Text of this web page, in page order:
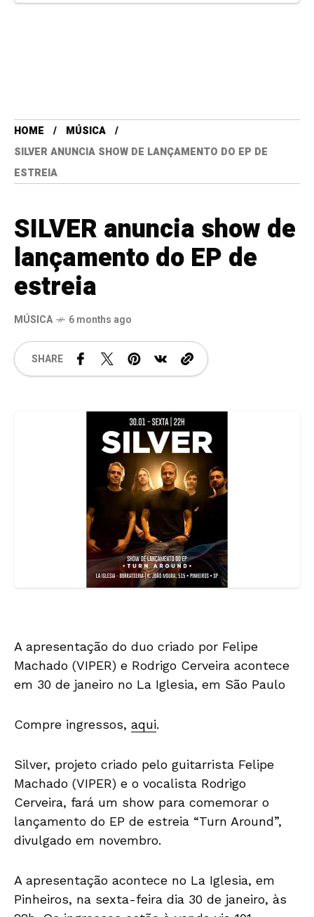
HOME
MÚSICA
SILVER ANUNCIA SHOW DE LANÇAMENTO DO EP DE
ESTREIA
SILVER anuncia show de
lançamento do EP de
estreia
MÚSICA 6 months ago
SHARE
A apresentação do duo criado por Felipe
Machado (VIPER) e Rodrigo Cerveira acontece
em 30 de janeiro no La Iglesia, em São Paulo
Compre ingressos, aqui.
Silver, projeto criado pelo guitarrista Felipe
Machado (VIPER) e o vocalista Rodrigo
Cerveira, fará um show para comemorar o
lançamento do EP de estreia “Turn Around”,
divulgado em novembro.
A apresentação acontece no La Iglesia, em
Pinheiros, na sexta-feira dia 30 de janeiro, às